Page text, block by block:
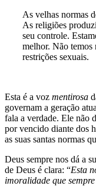
As velhas normas
As religiões
seu controle.
melhor. Não temos
restrições sexuais.
Esta é a voz mentirosa
governam a geração
fala a verdade. Ele não
por vencido diante dos
as suas santas normas
Deus sempre nos dá a
de Deus é clara: “Esta
imoralidade que